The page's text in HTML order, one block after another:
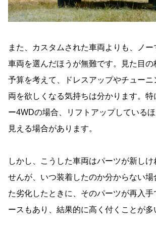
また、カスタムされた車両よりも、ノ
車両を選んだほうが無難です。見た目の
予算を考えて、ドレスアップやチュー
両を欲しくなる気持ちは分かります。特
ー4WDの場合、リフトアップしているほ
見える場合があります。
しかし、こうした車両はパーツが新しけ
せんが、いつ装着したのか分からない場
た劣化したときに、そのパーツが再入
ースもあり、結果的に高く付くことが多